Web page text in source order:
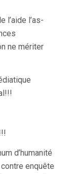
l’aide l’as-
ne mériter
d’humanité
enquête